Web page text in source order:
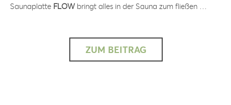
Saunaplatte FLOW bringt alles in der Sauna zum fließen …
ZUM BEITRAG